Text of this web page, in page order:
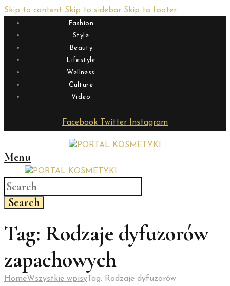
Skip to content Skip to sidebar Skip to footer
Fashion
Style
Beauty
Lifestyle
Wellness
Culture
Video
Facebook Twitter Instagram
Menu
Search
Tag: Rodzaje dyfuzorów
zapachowych
HomeWszystkie wpisyTag: Rodzaje dyfuzorów